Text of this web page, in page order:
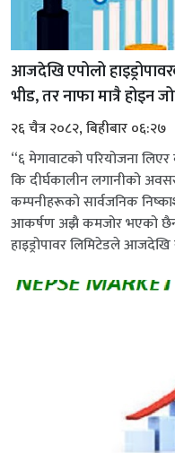
आजदेखि एपोलो
भीड, तर नाफा मात्रै होइन
२६ चैत्र २०८२, बिहीबार ०६:२७
“६ मेगावाटको परियोजना
कि दीर्घकालीन लगानीको
कम्पनीहरूको सार्वजनिक
आकर्षण अझै कमजोर भएको छैन।
हाइड्रोपावर लिमिटेडले